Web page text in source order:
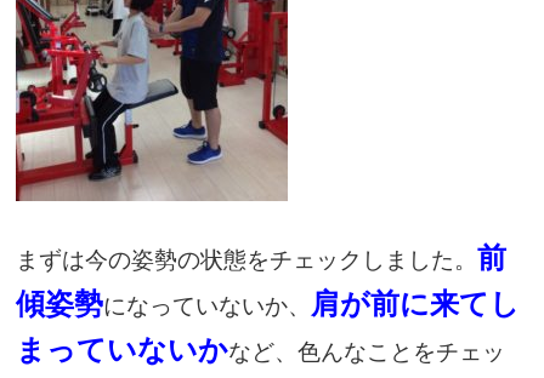
まずは今の姿勢の状態をチェックしました。 前
傾姿勢になっていないか、 肩が前に来てし
まっていないかなど、色んなことをチェッ